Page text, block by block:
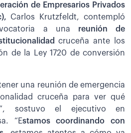
de Empresarios Privados
Carlos Krutzfeldt, contempló
a una reunión de
cruceña ante los
de la Ley 1720 de conversión
una reunión de emergencia
cruceña para ver qué
sostuvo el ejecutivo en
“Estamos coordinando con